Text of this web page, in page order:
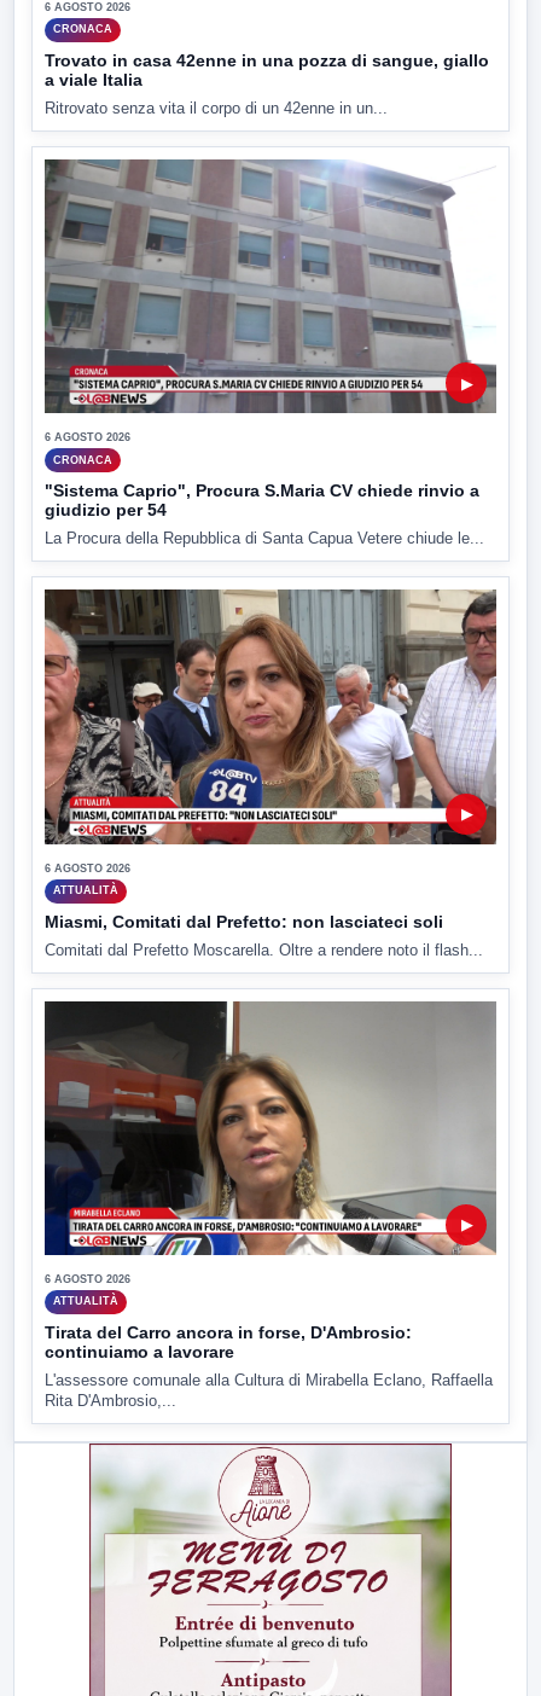
6 AGOSTO 2026
CRONACA
Trovato in casa 42enne in una pozza di sangue, giallo
a viale Italia
Ritrovato senza vita il corpo di un 42enne in un...
▶
6 AGOSTO 2026
CRONACA
"Sistema Caprio", Procura S.Maria CV chiede rinvio a
giudizio per 54
La Procura della Repubblica di Santa Capua Vetere chiude le...
▶
6 AGOSTO 2026
ATTUALITÀ
Miasmi, Comitati dal Prefetto: non lasciateci soli
Comitati dal Prefetto Moscarella. Oltre a rendere noto il flash...
▶
6 AGOSTO 2026
ATTUALITÀ
Tirata del Carro ancora in forse, D'Ambrosio:
continuiamo a lavorare
L'assessore comunale alla Cultura di Mirabella Eclano, Raffaella
Rita D'Ambrosio,...